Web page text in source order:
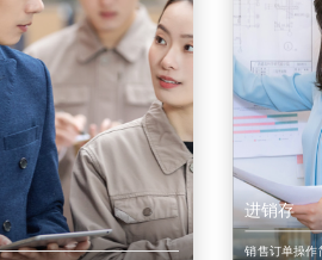
进销存
销售订单操作